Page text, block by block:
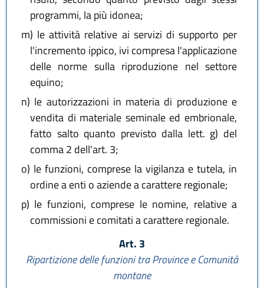
programmi, la più idonea;
m) le attività relative ai servizi di supporto per
l'incremento ippico, ivi compresa l'applicazione
delle norme sulla riproduzione nel settore
equino;
n) le autorizzazioni in materia di produzione e
vendita di materiale seminale ed embrionale,
fatto salto quanto previsto dalla lett. g) del
comma 2 dell'art. 3;
o) le funzioni, comprese la vigilanza e tutela, in
ordine a enti o aziende a carattere regionale;
p) le funzioni, comprese le nomine, relative a
commissioni e comitati a carattere regionale.
Art. 3
Ripartizione delle funzioni tra Province e Comunità
montane